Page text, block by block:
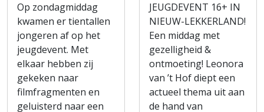
Op zondagmiddag
kwamen er tientallen
jongeren af op het
jeugdevent. Met
elkaar hebben zij
gekeken naar
filmfragmenten en
geluisterd naar een
JEUGDEVENT 16+ IN
NIEUW-LEKKERLAND!
Een middag met
gezelligheid &
ontmoeting! Leonora
van ’t Hof diept een
actueel thema uit aan
de hand van